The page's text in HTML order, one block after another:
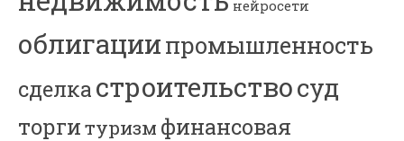
нейросети
облигациипромышленность
сделкастроительствосуд
торгитуризм финансовая